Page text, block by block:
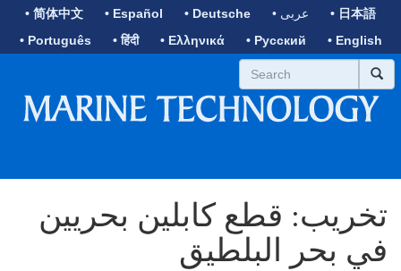
• 简体中文 • Español • Deutsche • عربى
• 日本語
• Português
• हिंदी • Ελληνικά • Русский • English
تخريب: قطع كابلين بحريين
في بحر البلطيق